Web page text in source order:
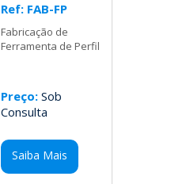
Ref: FAB-FP
Fabricação de
Ferramenta de Perfil
Preço:Sob
Consulta
Saiba Mais